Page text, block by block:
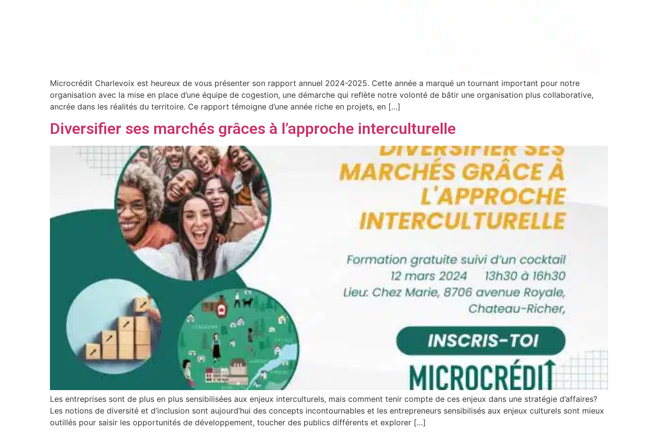
Microcrédit Charlevoix est heureux de vous présenter son rapport annuel 2024-2025. Cette année a marqué un tournant important pour notre
organisation avec la mise en place d’une équipe de cogestion, une démarche qui reflète notre volonté de bâtir une organisation plus collaborative,
ancrée dans les réalités du territoire. Ce rapport témoigne d’une année riche en projets, en […]
Diversifier ses marchés grâces à l’approche interculturelle
Les entreprises sont de plus en plus sensibilisées aux enjeux interculturels, mais comment tenir compte de ces enjeux dans une stratégie d’affaires?
Les notions de diversité et d’inclusion sont aujourd’hui des concepts incontournables et les entrepreneurs sensibilisés aux enjeux culturels sont mieux
outillés pour saisir les opportunités de développement, toucher des publics différents et explorer […]